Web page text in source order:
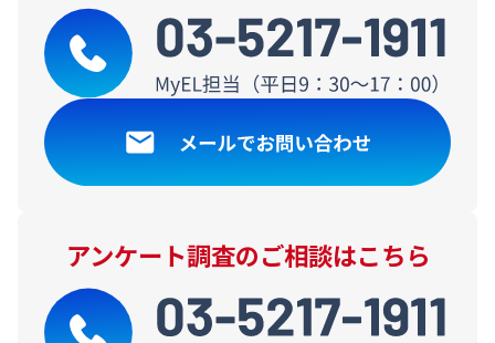
アンケート調査のご相談はこちら